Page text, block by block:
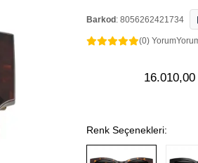
Barkod : 8056262421734
(0) Yorum
16.010,00
Renk Seçenekleri: